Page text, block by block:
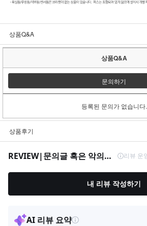
상품Q&A
상품Q&A
문의하기
등록된 문의가 없습니다.
상품후기